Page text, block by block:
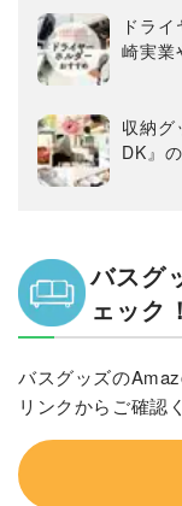
ドラ
崎実業
収納グ
DK』
バスグ
ェック！
バスグッズの
リンクからご確認